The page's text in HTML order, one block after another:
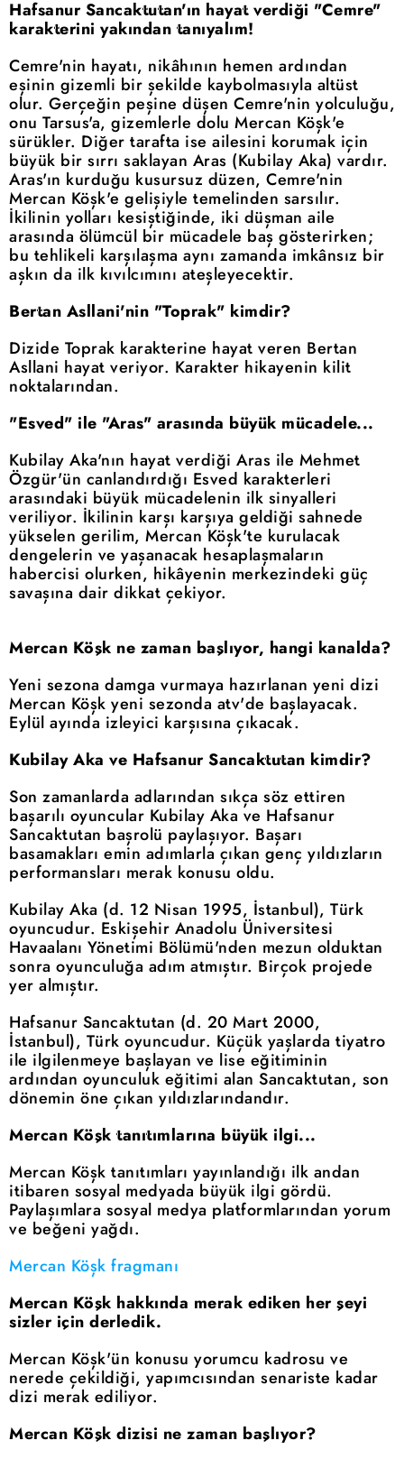
Hafsanur Sancaktutan'ın hayat verdiği "Cemre"
karakterini yakından tanıyalım!
Cemre'nin hayatı, nikâhının hemen ardından
eşinin gizemli bir şekilde kaybolmasıyla altüst
olur. Gerçeğin peşine düşen Cemre'nin yolculuğu,
onu Tarsus'a, gizemlerle dolu Mercan Köşk'e
sürükler. Diğer tarafta ise ailesini korumak için
büyük bir sırrı saklayan Aras (Kubilay Aka) vardır.
Aras'ın kurduğu kusursuz düzen, Cemre'nin
Mercan Köşk'e gelişiyle temelinden sarsılır.
İkilinin yolları kesiştiğinde, iki düşman aile
arasında ölümcül bir mücadele baş gösterirken;
bu tehlikeli karşılaşma aynı zamanda imkânsız bir
aşkın da ilk kıvılcımını ateşleyecektir.
Bertan Asllani'nin "Toprak" kimdir?
Dizide Toprak karakterine hayat veren Bertan
Asllani hayat veriyor. Karakter hikayenin kilit
noktalarından.
"Esved" ile "Aras" arasında büyük mücadele...
Kubilay Aka'nın hayat verdiği Aras ile Mehmet
Özgür'ün canlandırdığı Esved karakterleri
arasındaki büyük mücadelenin ilk sinyalleri
veriliyor. İkilinin karşı karşıya geldiği sahnede
yükselen gerilim, Mercan Köşk'te kurulacak
dengelerin ve yaşanacak hesaplaşmaların
habercisi olurken, hikâyenin merkezindeki güç
savaşına dair dikkat çekiyor.
Mercan Köşk ne zaman başlıyor, hangi kanalda?
Yeni sezona damga vurmaya hazırlanan yeni dizi
Mercan Köşk yeni sezonda atv'de başlayacak.
Eylül ayında izleyici karşısına çıkacak.
Kubilay Aka ve Hafsanur Sancaktutan kimdir?
Son zamanlarda adlarından sıkça söz ettiren
başarılı oyuncular Kubilay Aka ve Hafsanur
Sancaktutan başrolü paylaşıyor. Başarı
basamakları emin adımlarla çıkan genç yıldızların
performansları merak konusu oldu.
Kubilay Aka (d. 12 Nisan 1995, İstanbul), Türk
oyuncudur. Eskişehir Anadolu Üniversitesi
Havaalanı Yönetimi Bölümü'nden mezun olduktan
sonra oyunculuğa adım atmıştır. Birçok projede
yer almıştır.
Hafsanur Sancaktutan (d. 20 Mart 2000,
İstanbul), Türk oyuncudur. Küçük yaşlarda tiyatro
ile ilgilenmeye başlayan ve lise eğitiminin
ardından oyunculuk eğitimi alan Sancaktutan, son
dönemin öne çıkan yıldızlarındandır.
Mercan Köşk tanıtımlarına büyük ilgi...
Mercan Köşk tanıtımları yayınlandığı ilk andan
itibaren sosyal medyada büyük ilgi gördü.
Paylaşımlara sosyal medya platformlarından yorum
ve beğeni yağdı.
Mercan Köşk fragmanı
Mercan Köşk hakkında merak ediken her şeyi
sizler için derledik.
Mercan Köşk'ün konusu yorumcu kadrosu ve
nerede çekildiği, yapımcısından senariste kadar
dizi merak ediliyor.
Mercan Köşk dizisi ne zaman başlıyor?